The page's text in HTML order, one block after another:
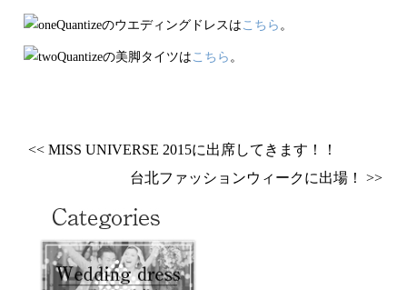
Quantizeのウエディングドレスはこちら 。
Quantizeの美脚タイツはこちら 。
<< MISS UNIVERSE 2015に出席してきます！！
台北ファッションウィークに出場！ >>